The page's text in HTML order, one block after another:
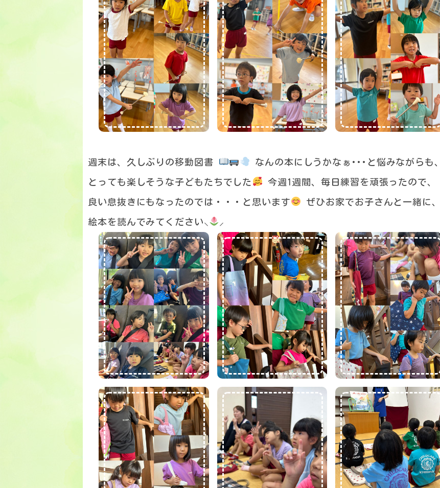
週末は、久しぶりの移動図書 なんの本にしうかなぁ･･･と悩みながらも、
とっても楽しそうな子どもたちでした 今週1週間、毎日練習を頑張ったので、
良い息抜きにもなったのでは・・・と思います ぜひお家でお子さんと一緒に、
絵本を読んでみてください⸜ ⸝‍